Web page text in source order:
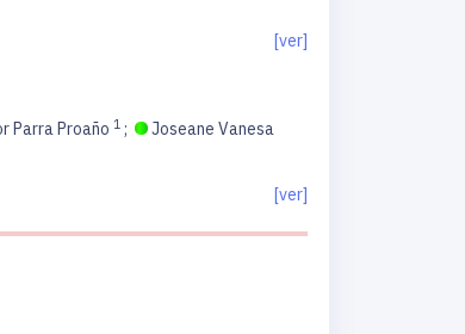
[ver]
Parra Proaño 1 ;
Joseane Vanesa
[ver]